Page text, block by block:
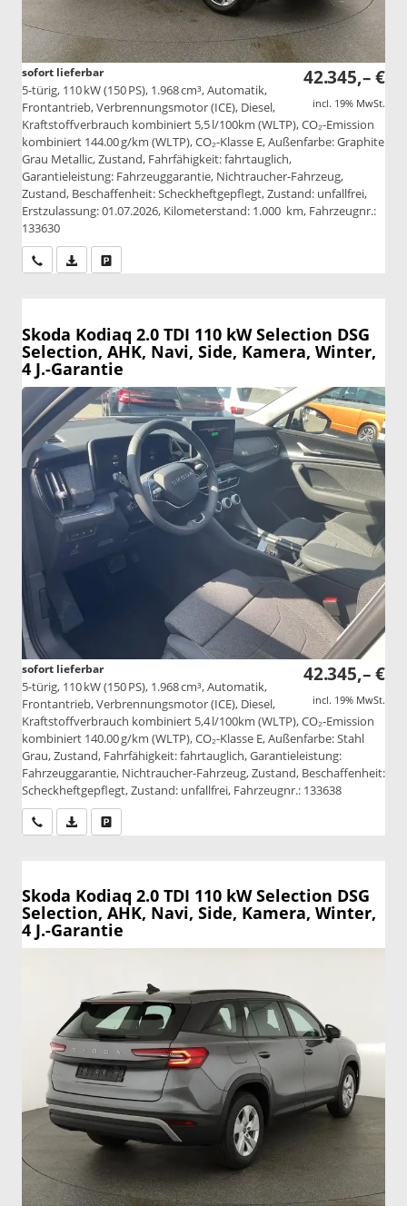
42.345,– €
incl. 19% MwSt.
sofort lieferbar
5-türig, 110 kW (150 PS), 1.968 cm³, Automatik,
Frontantrieb, Verbrennungsmotor (ICE), Diesel,
Kraftstoffverbrauch kombiniert 5,5 l/100km (WLTP), CO₂-Emission
kombiniert 144.00 g/km (WLTP), CO₂-Klasse E, Außenfarbe: Graphite
Grau Metallic, Zustand, Fahrfähigkeit: fahrtauglich,
Garantieleistung: Fahrzeuggarantie, Nichtraucher-Fahrzeug,
Zustand, Beschaffenheit: Scheckheftgepflegt, Zustand: unfallfrei,
Erstzulassung: 01.07.2026, Kilometerstand: 1.000 km, Fahrzeugnr.:
133630
Wir rufen Sie anPDF-Datei, Fahrzeugexposé drucken
Skoda Kodiaq 2.0 TDI 110 kW Selection DSG
Selection, AHK, Navi, Side, Kamera, Winter,
4 J.-Garantie
42.345,– €
incl. 19% MwSt.
sofort lieferbar
5-türig, 110 kW (150 PS), 1.968 cm³, Automatik,
Frontantrieb, Verbrennungsmotor (ICE), Diesel,
Kraftstoffverbrauch kombiniert 5,4 l/100km (WLTP), CO₂-Emission
kombiniert 140.00 g/km (WLTP), CO₂-Klasse E, Außenfarbe: Stahl
Grau, Zustand, Fahrfähigkeit: fahrtauglich, Garantieleistung:
Fahrzeuggarantie, Nichtraucher-Fahrzeug, Zustand, Beschaffenheit:
Scheckheftgepflegt, Zustand: unfallfrei, Fahrzeugnr.: 133638
Wir rufen Sie anPDF-Datei, Fahrzeugexposé drucken
Skoda Kodiaq 2.0 TDI 110 kW Selection DSG
Selection, AHK, Navi, Side, Kamera, Winter,
4 J.-Garantie